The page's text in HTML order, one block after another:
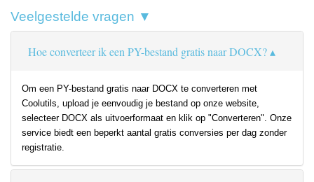
Veelgestelde vragen ▼
Hoe converteer ik een PY-bestand gratis naar DOCX?
Om een PY-bestand gratis naar DOCX te converteren met
Coolutils, upload je eenvoudig je bestand op onze website,
selecteer DOCX als uitvoerformaat en klik op "Converteren". Onze
service biedt een beperkt aantal gratis conversies per dag zonder
registratie.